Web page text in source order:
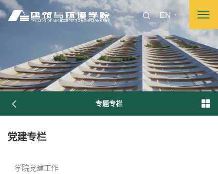
EN
专题专栏
党建专栏
学院党建工作